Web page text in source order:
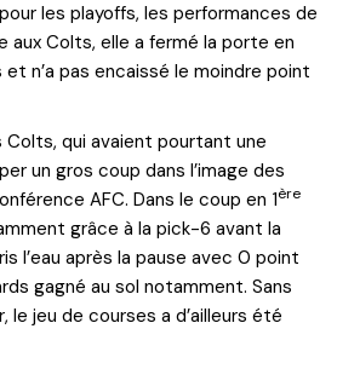
les playoffs, les performances de
aux Colts, elle a fermé la porte en
n’a pas encaissé le moindre point
qui avaient pourtant une
un gros coup dans l’image des
AFC. Dans le coup en 1ère
grâce à la pick-6 avant la
l’eau après la pause avec 0 point
gagné au sol notamment. Sans
le jeu de courses a d’ailleurs été